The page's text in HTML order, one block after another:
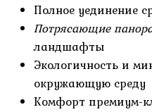
Полное уединение
Потрясающие
ландшафты
Экологичность и
окружающую среду
Комфорт премиум-